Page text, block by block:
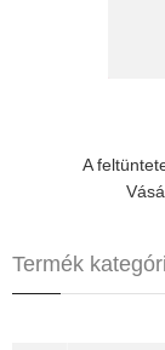
A
Termék